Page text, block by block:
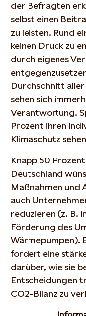
der Befragten
selbst einen
zu leisten. Rund
keinen Druck zu
durch eigenes
Durchschnitt
sehen sich
Verantwortung.
Prozent ihren
Klimaschutz
Knapp 50
Deutschland
Maßnahmen und
auch
reduzieren (z. B.
Förderung des
Wärmepumpen).
fordert eine
darüber, wie sie
Entscheidungen
CO2-Bilanz zu